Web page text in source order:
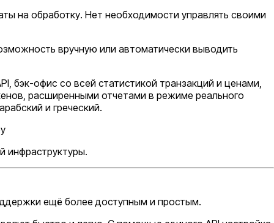
на обработку. Нет необходимости управлять своими
вручную или автоматически выводить
бэк-офис со всей статистикой транзакций и ценами,
расширенными отчетами в режиме реального
и греческий.
инфраструктуры.
ещё более доступным и простым.